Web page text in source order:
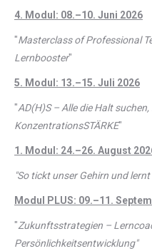
4. Modul: 08.–10. Juni 2026
"Masterclass of Professional
Lernbooster"
5. Modul: 13.–15. Juli 2026
"AD(H)S – Alle die Halt
KonzentrationsSTÄRKE"
1. Modul: 24.–26. August
"So tickt unser Gehirn und
Modul PLUS: 09.–11.
"Zukunftsstrategien –
Persönlichkeitsentwicklung"